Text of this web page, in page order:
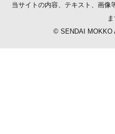
当サイトの内容、テキスト、画像
© SENDAI MOKKO